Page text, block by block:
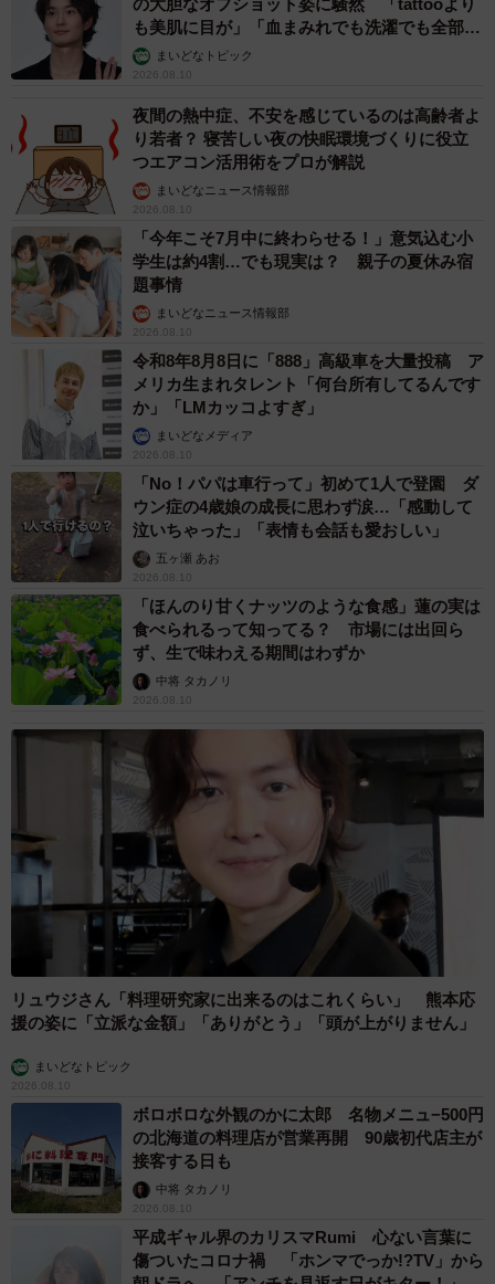
も美肌に目が」「血まみれでも洗濯でも全部か
っこいい」
まいどなトピック
2026.08.10
夜間の熱中症、不安を感じているのは高齢者よ
り若者？ 寝苦しい夜の快眠環境づくりに役立
つエアコン活用術をプロが解説
まいどなニュース情報部
2026.08.10
「今年こそ7月中に終わらせる！」意気込む小
学生は約4割…でも現実は？ 親子の夏休み宿
題事情
まいどなニュース情報部
2026.08.10
令和8年8月8日に「888」高級車を大量投稿 ア
メリカ生まれタレント「何台所有してるんです
か」「LMカッコよすぎ」
まいどなメディア
2026.08.10
「No！パパは車行って」初めて1人で登園 ダ
ウン症の4歳娘の成長に思わず涙…「感動して
泣いちゃった」「表情も会話も愛おしい」
五ヶ瀬 あお
2026.08.10
「ほんのり甘くナッツのような食感」蓮の実は
食べられるって知ってる？ 市場には出回ら
ず、生で味わえる期間はわずか
中将 タカノリ
2026.08.10
リュウジさん「料理研究家に出来るのはこれくらい」 熊本応
援の姿に「立派な金額」「ありがとう」「頭が上がりません」
まいどなトピック
2026.08.10
ボロボロな外観のかに太郎 名物メニュ−500円
の北海道の料理店が営業再開 90歳初代店主が
接客する日も
中将 タカノリ
2026.08.10
平成ギャル界のカリスマRumi 心ない言葉に
傷ついたコロナ禍 「ホンマでっか!?TV」から